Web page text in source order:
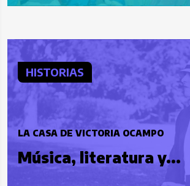
HISTORIAS
LA CASA DE VICTORIA OCAMPO
Música, literatura y...